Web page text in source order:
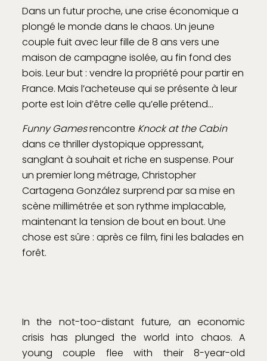
Dans un futur proche, une crise économique a
plongé le monde dans le chaos. Un jeune
couple fuit avec leur fille de 8 ans vers une
maison de campagne isolée, au fin fond des
bois. Leur but : vendre la propriété pour partir en
France. Mais l’acheteuse qui se présente à leur
porte est loin d’être celle qu’elle prétend…
Funny Gamesrencontre Knock at the Cabin
dans ce thriller dystopique oppressant,
sanglant à souhait et riche en suspense. Pour
un premier long métrage, Christopher
Cartagena González surprend par sa mise en
scène millimétrée et son rythme implacable,
maintenant la tension de bout en bout. Une
chose est sûre : après ce film, fini les balades en
forêt.
In the not-too-distant future, an economic
crisis has plunged the world into chaos. A
young couple flee with their 8-year-old